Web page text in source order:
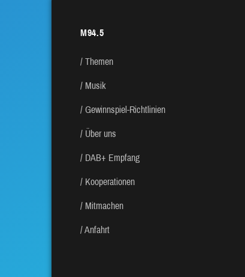
M94.5
Themen
Musik
Gewinnspiel-Richtlinien
Über uns
DAB+ Empfang
Kooperationen
Mitmachen
Anfahrt